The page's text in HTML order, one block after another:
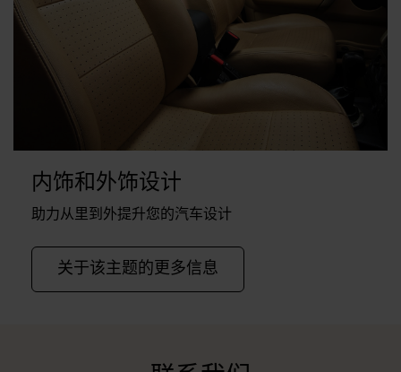
内饰和外饰设计
助力从里到外提升您的汽车设计
关于该主题的更多信息